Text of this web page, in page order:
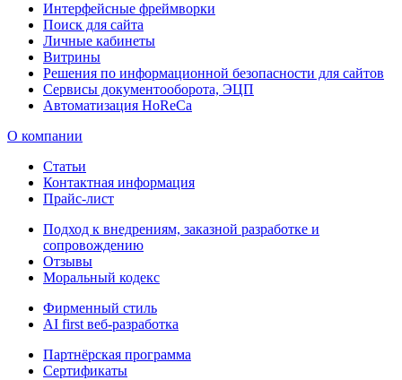
Интерфейсные фреймворки
Поиск для сайта
Личные кабинеты
Витрины
Решения по информационной безопасности для сайтов
Сервисы документооборота, ЭЦП
Автоматизация HoReCa
О компании
Статьи
Контактная информация
Прайс-лист
Подход к внедрениям, заказной разработке и
сопровождению
Отзывы
Моральный кодекс
Фирменный стиль
AI first веб-разработка
Партнёрская программа
Сертификаты